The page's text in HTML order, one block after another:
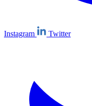
Instagram Twitter